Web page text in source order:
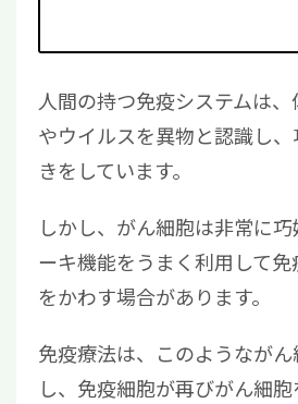
人間の持つ免疫システムは
やウイルスを異物と認識し
きをしています。
しかし、がん細胞は非常に
ーキ機能をうまく利用して
をかわす場合があります。
免疫療法は、このようなが
し、免疫細胞が再びがん細